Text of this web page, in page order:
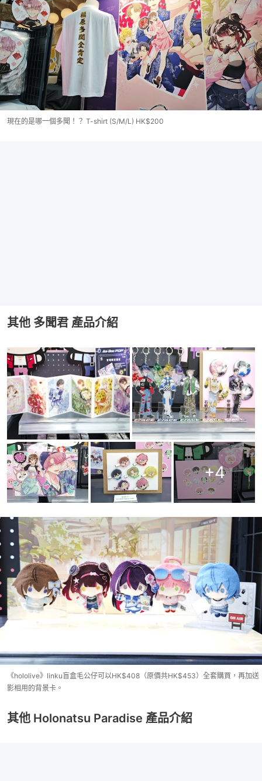
現在的是哪一個多聞！？ T-shirt (S/M/L) HK$200
其他 多聞君 產品介紹
+4
《hololive》linku盲盒毛公仔可以HK$408（原價共HK$453）全套購買，再加送
影相用的背景卡。
其他 Holonatsu Paradise 產品介紹